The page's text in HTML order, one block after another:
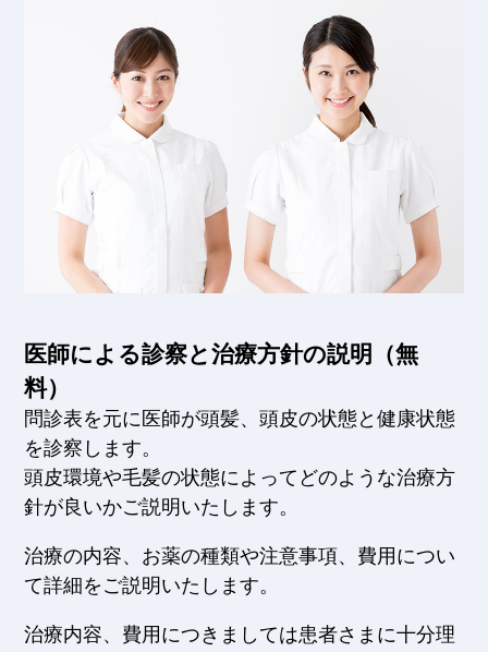
医師による診察と治療方針の説明（無
料）
問診表を元に医師が頭髪、頭皮の状態と健康状態
を診察します。
頭皮環境や毛髪の状態によってどのような治療方
針が良いかご説明いたします。
治療の内容、お薬の種類や注意事項、費用につい
て詳細をご説明いたします。
治療内容、費用につきましては患者さまに十分理